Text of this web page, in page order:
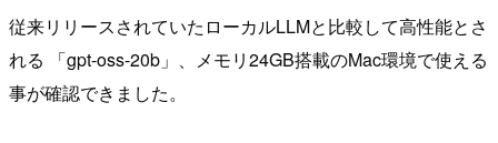
従来リリースされていたローカルLLMと比較して高性能とさ
れる 「gpt-oss-20b」、メモリ24GB搭載のMac環境で使える
事が確認できました。